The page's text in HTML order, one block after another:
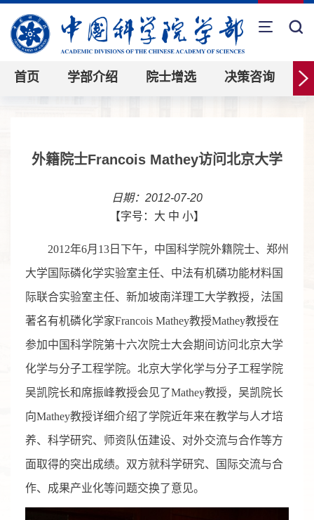
首页 学部介绍 院士增选 决策咨询
外籍院士Francois Mathey访问北京大学
日期：2012-07-20
【字号： 大 中 小】
2012年6月13日下午，中国科学院外籍院士、郑州
大学国际磷化学实验室主任、中法有机磷功能材料国
际联合实验室主任、新加坡南洋理工大学教授，法国
著名有机磷化学家Francois Mathey教授Mathey教授在
参加中国科学院第十六次院士大会期间访问北京大学
化学与分子工程学院。北京大学化学与分子工程学院
吴凯院长和席振峰教授会见了Mathey教授，吴凯院长
向Mathey教授详细介绍了学院近年来在教学与人才培
养、科学研究、师资队伍建设、对外交流与合作等方
面取得的突出成绩。双方就科学研究、国际交流与合
作、成果产业化等问题交换了意见。